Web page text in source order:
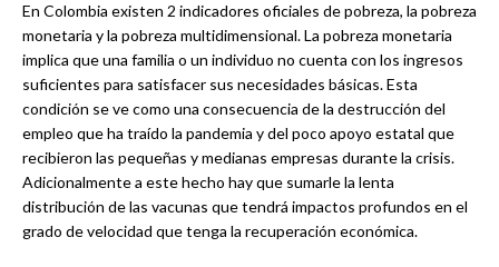
En Colombia existen 2 indicadores oficiales de pobreza, la pobreza
monetaria y la pobreza multidimensional. La pobreza monetaria
implica que una familia o un individuo no cuenta con los ingresos
suficientes para satisfacer sus necesidades básicas. Esta
condición se ve como una consecuencia de la destrucción del
empleo que ha traído la pandemia y del poco apoyo estatal que
recibieron las pequeñas y medianas empresas durante la crisis.
Adicionalmente a este hecho hay que sumarle la lenta
distribución de las vacunas que tendrá impactos profundos en el
grado de velocidad que tenga la recuperación económica.